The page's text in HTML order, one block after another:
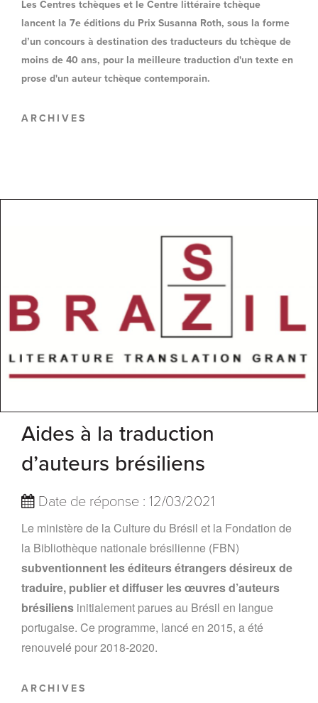
Les Centres tchèques et le Centre littéraire tchèque
lancent la 7e éditions du Prix Susanna Roth, sous la forme
d’un concours à destination des traducteurs du tchèque de
moins de 40 ans, pour la meilleure traduction d'un texte en
prose d'un auteur tchèque contemporain.
ARCHIVES
Aides à la traduction
d’auteurs brésiliens
Date de réponse : 12/03/2021
Le ministère de la Culture du Brésil et la Fondation de
la Bibliothèque nationale brésilienne (FBN)
subventionnent les éditeurs étrangers désireux de
traduire, publier et diffuser les œuvres d’auteurs
brésiliens initialement parues au Brésil en langue
portugaise. Ce programme, lancé en 2015, a été
renouvelé pour 2018-2020.
ARCHIVES